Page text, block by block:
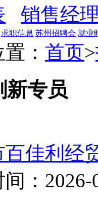
销售经理
求职信息 苏州招聘会 就业
： 首页>
新专员
百佳利经
：2026-